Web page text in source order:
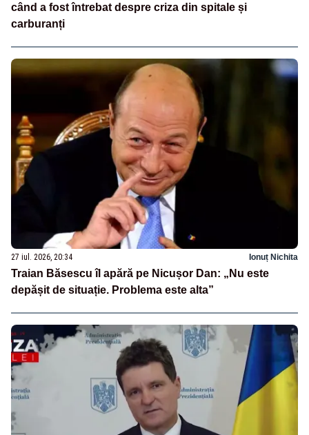
când a fost întrebat despre criza din spitale și
carburanți
27 iul. 2026, 20:34 Ionuț Nichita
Traian Băsescu îl apără pe Nicușor Dan: „Nu este
depășit de situație. Problema este alta”